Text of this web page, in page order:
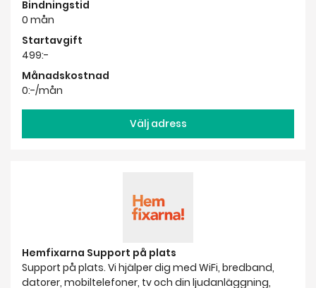
Bindningstid
0 mån
Startavgift
499:-
Månadskostnad
0:-/mån
Välj adress
Hemfixarna Support på plats
Support på plats. Vi hjälper dig med WiFi, bredband,
datorer, mobiltelefoner, tv och din ljudanläggning,